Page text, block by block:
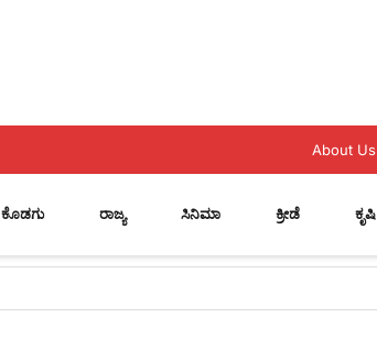
About Us
ಕೊಡಗು ರಾಜ್ಯ ಸಿನಿಮಾ ಕ್ರೀಡೆ ಕೃಷಿ